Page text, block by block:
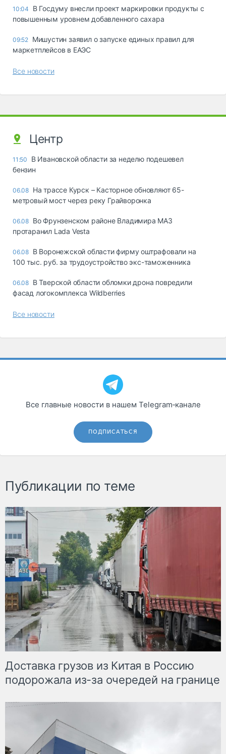
10:04
В Госдуму внесли проект маркировки продукты с
повышенным уровнем добавленного сахара
09:52 Мишустин заявил о запуске единых правил для
маркетплейсов в ЕАЭС
Все новости
Центр
11:50
В Ивановской области за неделю подешевел
бензин
06.08 На трассе Курск – Касторное обновляют 65-
метровый мост через реку Грайворонка
06.08 Во Фрунзенском районе Владимира МАЗ
протаранил Lada Vesta
06.08 В Воронежской области фирму оштрафовали на
100 тыс. руб. за трудоустройство экс-таможенника
06.08 В Тверской области обломки дрона повредили
фасад логокомплекса Wildberries
Все новости
Все главные новости в нашем Telegram‑канале
ПОДПИСАТЬСЯ
Публикации по теме
Доставка грузов из Китая в Россию
подорожала из-за очередей на границе